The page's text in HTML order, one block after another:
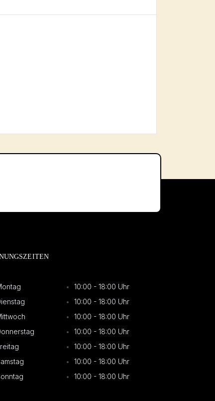
10:00 - 18:00 Uhr
10:00 - 18:00 Uhr
10:00 - 18:00 Uhr
10:00 - 18:00 Uhr
10:00 - 18:00 Uhr
10:00 - 18:00 Uhr
10:00 - 18:00 Uhr